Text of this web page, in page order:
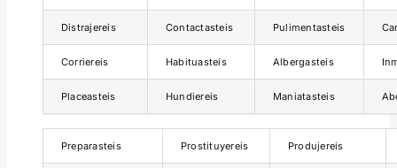
Distrajereis Contactasteis Pulimentasteis
Corriereis Habituasteis Albergasteis
Placeasteis Hundiereis Maniatasteis
Preparasteis Prostituyereis Produjereis